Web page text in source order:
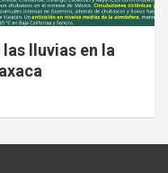
lluvias en la